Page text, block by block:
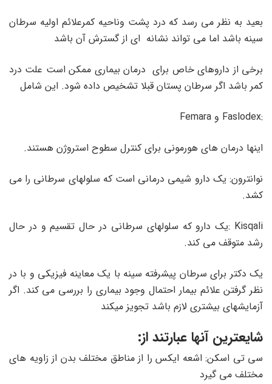
بعید به نظر می رسد که درد پشت وناحیه کمرعلائم اولیه سرطان
سینه باشد اما می تواند نشانه ای از گسترش آن باشد
برخی از داروهای خاص برای درمان بیماری ممکن است علت درد
کمر باشد اگر سرطان پستان قبلا تشخیص داده شود. این شامل
:Faslodex و Femara
اینها درمان های هورمونی برای کنترل سطوح استروژن هستند.
نوانترون: یک دارو شیمی درمانی است که سلولهای سرطانی را می
کشد.
Kisqali :یک دارو که سلولهای سرطانی در حال تقسیم و در حال
رشد متوقف می کند.
یک دکتر برای سرطان پیشرفته سینه با یک معاینه فیزیکی و با در
نظر گرفتن علائم بیمار احتمال وجود بیماری را بررسی می کند. اگر
آزمایشهای بیشتری لازم باشد تجویز میکند
شایعترین آنها عبارتند از:
سی تی اسکن: اشعه ایکس را از مناطق مختلف بدن از زاویه های
مختلف می گیرد